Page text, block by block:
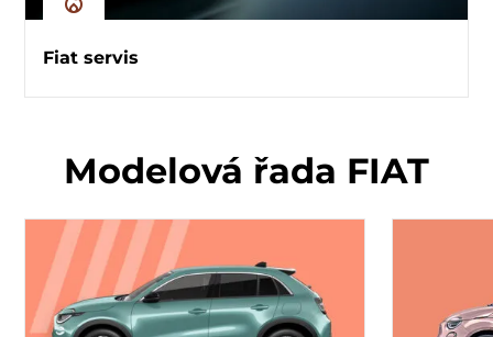
Fiat servis
Modelová řada FIAT